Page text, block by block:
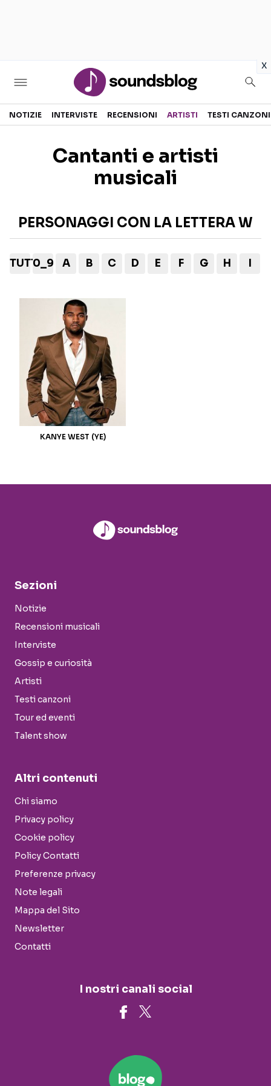
x
Sezioni
RECENSIONI MUSICALI
TESTI CANZONI
TOUR ED EVENTI
Seguici sui social
NOTIZIE INTERVISTE RECENSIONI ARTISTI TESTI CANZONI
Cantanti e artisti
musicali
PERSONAGGI CON LA LETTERA W
TUTTI0_9 A B C D E F G H
KANYE WEST (YE)
Sezioni
Notizie
Recensioni musicali
Interviste
Gossip e curiosità
Artisti
Testi canzoni
Tour ed eventi
Talent show
Altri contenuti
Chi siamo
Privacy policy
Cookie policy
Policy Contatti
Preferenze privacy
Note legali
Mappa del Sito
Newsletter
Contatti
I nostri canali social